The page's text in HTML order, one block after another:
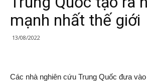
mạnh nhất thế giới
13/08/2022
Các nhà nghiên cứu Trung Quốc đưa